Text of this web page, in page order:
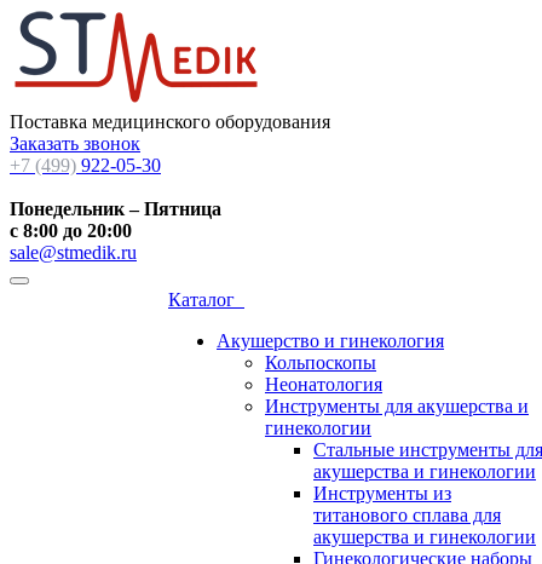
Поставка медицинского оборудования
Заказать звонок
+7 (499) 922-05-30
Понедельник – Пятница
с 8:00 до 20:00
sale@stmedik.ru
Каталог
Акушерство и гинекология
Кольпоскопы
Неонатология
Инструменты для акушерства и
гинекологии
Стальные инструменты для
акушерства и гинекологии
Инструменты из
титанового сплава для
акушерства и гинекологии
Гинекологические наборы